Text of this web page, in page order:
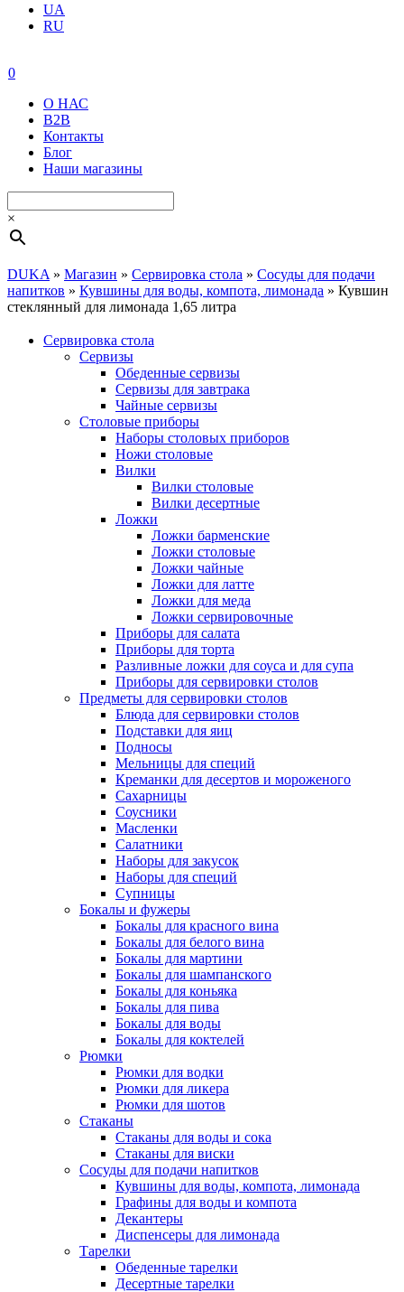
UA
RU
0
О НАС
B2B
Контакты
Блог
Наши магазины
×
DUKA » Магазин » Сервировка стола » Сосуды для подачи
напитков » Кувшины для воды, компота, лимонада » Кувшин
стеклянный для лимонада 1,65 литра
Сервировка стола
Cервизы
Обеденные сервизы
Сервизы для завтрака
Чайные сервизы
Столовые приборы
Наборы столовых приборов
Ножи столовые
Вилки
Вилки столовые
Вилки десертные
Ложки
Ложки барменские
Ложки столовые
Ложки чайные
Ложки для латте
Ложки для меда
Ложки сервировочные
Приборы для салата
Приборы для торта
Разливные ложки для соуса и для супа
Приборы для сервировки столов
Предметы для сервировки столов
Блюда для сервировки столов
Подставки для яиц
Подносы
Мельницы для специй
Креманки для десертов и мороженого
Сахарницы
Соусники
Масленки
Салатники
Наборы для закусок
Наборы для специй
Супницы
Бокалы и фужеры
Бокалы для красного вина
Бокалы для белого вина
Бокалы для мартини
Бокалы для шампанского
Бокалы для коньяка
Бокалы для пива
Бокалы для воды
Бокалы для коктелей
Рюмки
Рюмки для водки
Рюмки для ликера
Рюмки для шотов
Стаканы
Стаканы для воды и сока
Стаканы для виски
Сосуды для подачи напитков
Кувшины для воды, компота, лимонада
Графины для воды и компота
Декантеры
Диспенсеры для лимонада
Тарелки
Обеденные тарелки
Десертные тарелки